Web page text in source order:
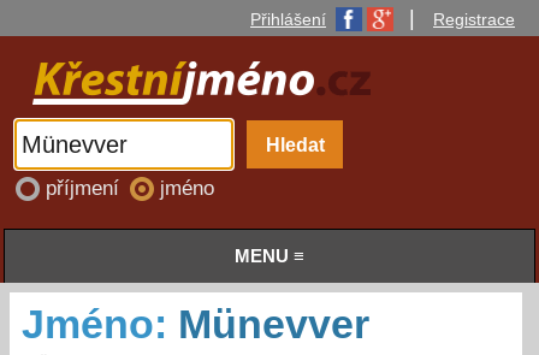
Přihlášení Registrace
příjmení jméno
MENU ≡
Jméno: Münevver